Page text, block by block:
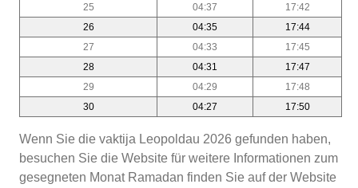
25
04:37
17:42
26
04:35
17:44
27
04:33
17:45
28
04:31
17:47
29
04:29
17:48
30
04:27 17:50
Wenn Sie die vaktija Leopoldau 2026 gefunden haben,
besuchen Sie die Website für weitere Informationen zum
gesegneten Monat Ramadan finden Sie auf der Website